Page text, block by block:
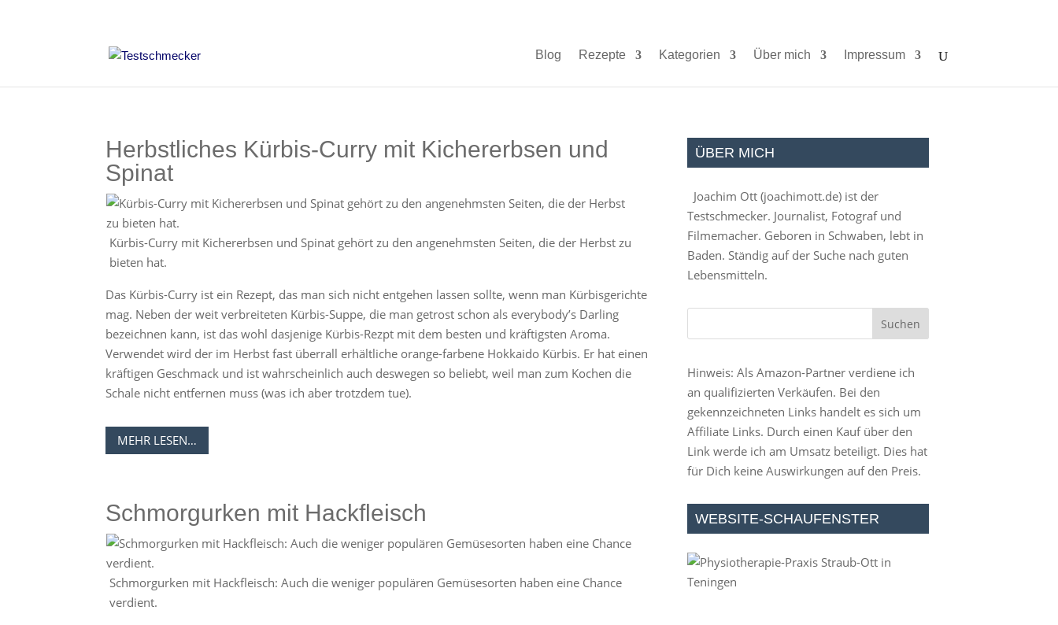
Blog Rezepte Kategorien Über mich Impressum
Herbstliches Kürbis-Curry mit Kichererbsen und
Spinat
Kürbis-Curry mit Kichererbsen und Spinat gehört zu den angenehmsten Seiten, die der Herbst zu
bieten hat.
Das Kürbis-Curry ist ein Rezept, das man sich nicht entgehen lassen sollte, wenn man Kürbisgerichte
mag. Neben der weit verbreiteten Kürbis-Suppe, die man getrost schon als everybody’s Darling
bezeichnen kann, ist das wohl dasjenige Kürbis-Rezpt mit dem besten und kräftigsten Aroma.
Verwendet wird der im Herbst fast überrall erhältliche orange-farbene Hokkaido Kürbis. Er hat einen
kräftigen Geschmack und ist wahrscheinlich auch deswegen so beliebt, weil man zum Kochen die
Schale nicht entfernen muss (was ich aber trotzdem tue).
MEHR LESEN…
Schmorgurken mit Hackfleisch
Schmorgurken mit Hackfleisch: Auch die weniger populären Gemüsesorten haben eine Chance
verdient.
ÜBER MICH
Joachim Ott (joachimott.de) ist der
Testschmecker. Journalist, Fotograf und
Filmemacher. Geboren in Schwaben, lebt in
Baden. Ständig auf der Suche nach guten
Lebensmitteln.
Hinweis: Als Amazon-Partner verdiene ich
an qualifizierten Verkäufen. Bei den
gekennzeichneten Links handelt es sich um
Affiliate Links. Durch einen Kauf über den
Link werde ich am Umsatz beteiligt. Dies hat
für Dich keine Auswirkungen auf den Preis.
WEBSITE-SCHAUFENSTER